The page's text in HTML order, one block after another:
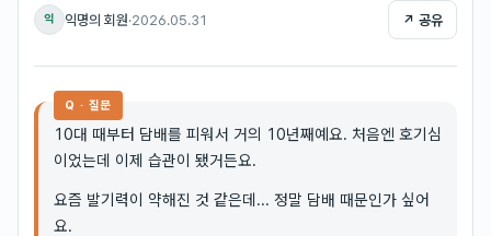
익 익명의 회원·2026.05.31 ↗ 공유
Q · 질문
10대 때부터 담배를 피워서 거의 10년째예요. 처음엔 호기심
이었는데 이제 습관이 됐거든요.
요즘 발기력이 약해진 것 같은데... 정말 담배 때문인가 싶어
요.